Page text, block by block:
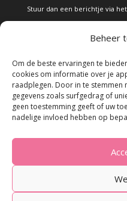
Beheer
Om de beste ervaringen te
cookies om informatie over je
raadplegen. Door in te stemmen
gegevens zoals surfgedrag of
geen toestemming geeft of uw
nadelige invloed hebben op
Stuur dan een berichtje via het
Alle teksten en foto's op deze
Teksten en foto's van
zonder toestemming worden
wordt gemaakt van teksten
uitdrukkelijk worden vermeld.